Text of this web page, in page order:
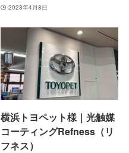
2023年4月8日
横浜トヨペット様｜光触媒
コーティングRefness（リ
フネス）